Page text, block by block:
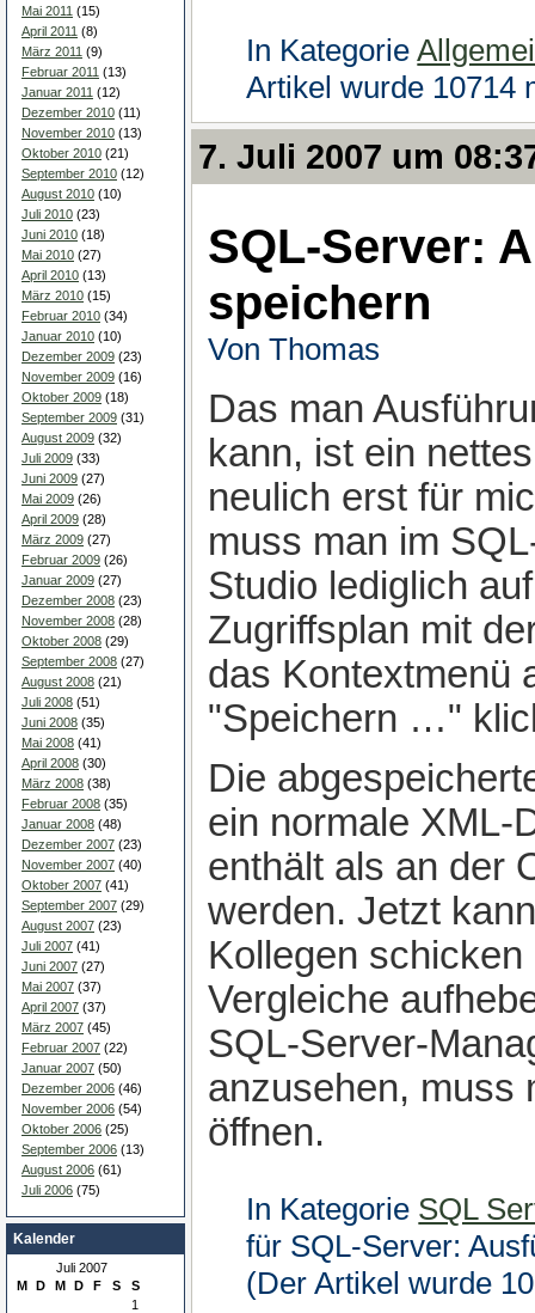
Mai 2011 (15)
April 2011 (8)
März 2011 (9)
Februar 2011 (13)
Januar 2011 (12)
Dezember 2010 (11)
November 2010 (13)
Oktober 2010 (21)
September 2010 (12)
August 2010 (10)
Juli 2010 (23)
Juni 2010 (18)
Mai 2010 (27)
April 2010 (13)
März 2010 (15)
Februar 2010 (34)
Januar 2010 (10)
Dezember 2009 (23)
November 2009 (16)
Oktober 2009 (18)
September 2009 (31)
August 2009 (32)
Juli 2009 (33)
Juni 2009 (27)
Mai 2009 (26)
April 2009 (28)
März 2009 (27)
Februar 2009 (26)
Januar 2009 (27)
Dezember 2008 (23)
November 2008 (28)
Oktober 2008 (29)
September 2008 (27)
August 2008 (21)
Juli 2008 (51)
Juni 2008 (35)
Mai 2008 (41)
April 2008 (30)
März 2008 (38)
Februar 2008 (35)
Januar 2008 (48)
Dezember 2007 (23)
November 2007 (40)
Oktober 2007 (41)
September 2007 (29)
August 2007 (23)
Juli 2007 (41)
Juni 2007 (27)
Mai 2007 (37)
April 2007 (37)
März 2007 (45)
Februar 2007 (22)
Januar 2007 (50)
Dezember 2006 (46)
November 2006 (54)
Oktober 2006 (25)
September 2006 (13)
August 2006 (61)
Juli 2006 (75)
Kalender
Juli 2007
M D M D F S
S
1
In Kategorie
Artikel wurde 10714
7. Juli 2007 um
SQL-Server:
speichern
Von Thomas
Das man
kann, ist ein
neulich erst für
muss man im
Studio lediglich
Zugriffsplan mit
das Kontextmenü
"Speichern …"
Die
ein normale XML-
enthält als an der
werden. Jetzt
Kollegen
Vergleiche
SQL-Server-
anzusehen, muss
öffnen.
In Kategorie SQL
für SQL-Server:
(Der Artikel wurde